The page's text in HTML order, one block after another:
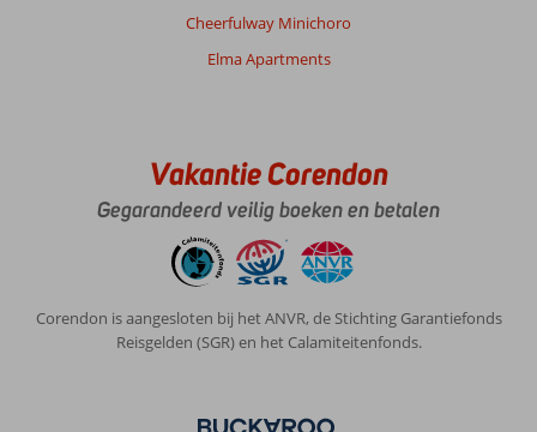
Cheerfulway Minichoro
Elma Apartments
Vakantie Corendon
Gegarandeerd veilig boeken en betalen
Corendon is aangesloten bij het ANVR, de Stichting Garantiefonds
Reisgelden (SGR) en het Calamiteitenfonds.